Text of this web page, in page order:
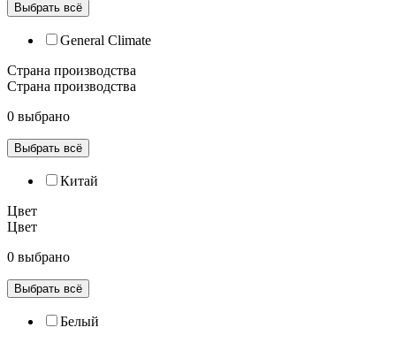
Выбрать всё
General Climate
Страна производства
Страна производства
0 выбрано
Выбрать всё
Китай
Цвет
Цвет
0 выбрано
Выбрать всё
Белый